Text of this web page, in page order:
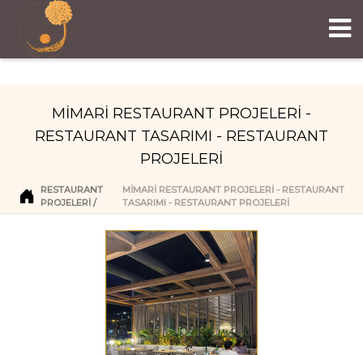
MİMARİ RESTAURANT PROJELERİ -
RESTAURANT TASARIMI - RESTAURANT
PROJELERİ
RESTAURANT
PROJELERI
MİMARİ RESTAURANT PROJELERİ - RESTAURANT
TASARIMI - RESTAURANT PROJELERİ